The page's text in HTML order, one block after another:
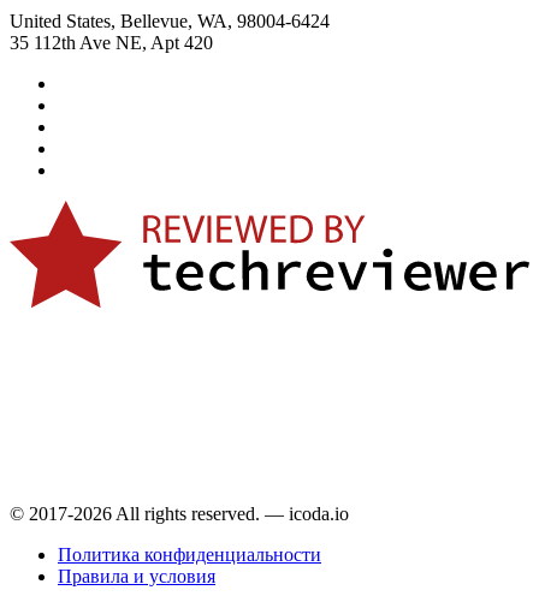
United States, Bellevue, WA, 98004-6424
35 112th Ave NE, Apt 420
© 2017-2026 All rights reserved. — icoda.io
Политика конфиденциальности
Правила и условия